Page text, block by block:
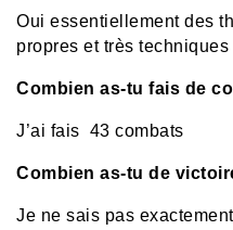
Oui essentiellement des
propres et très techniques
Combien as-tu fais de
J’ai fais 43 combats
Combien as-tu de
Je ne sais pas